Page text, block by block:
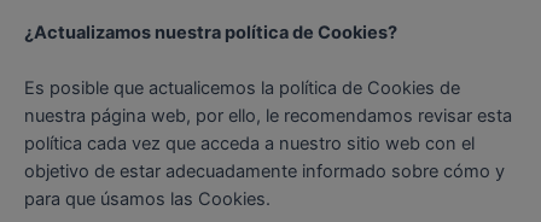
¿Actualizamos nuestra política de Cookies?
Es posible que actualicemos la política de Cookies de
nuestra página web, por ello, le recomendamos revisar esta
política cada vez que acceda a nuestro sitio web con el
objetivo de estar adecuadamente informado sobre cómo y
para que úsamos las Cookies.